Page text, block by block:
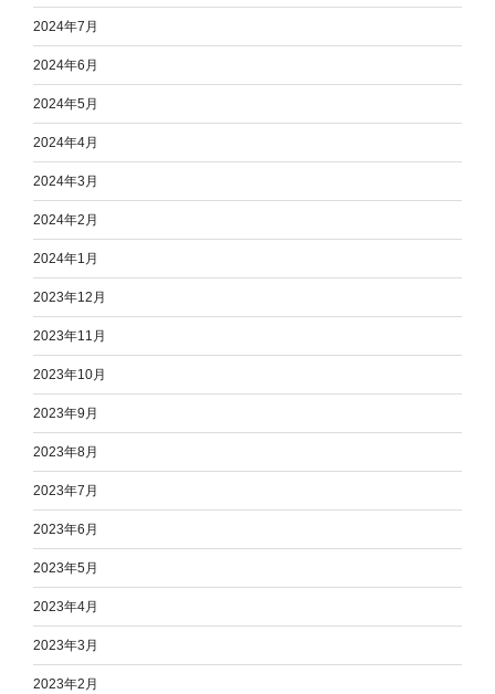
2024年7月
2024年6月
2024年5月
2024年4月
2024年3月
2024年2月
2024年1月
2023年12月
2023年11月
2023年10月
2023年9月
2023年8月
2023年7月
2023年6月
2023年5月
2023年4月
2023年3月
2023年2月